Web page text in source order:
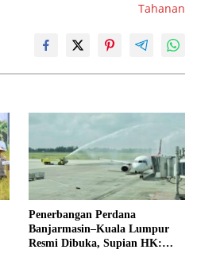
Tahanan
Penerbangan Perdana
Banjarmasin–Kuala Lumpur
Resmi Dibuka, Supian HK: